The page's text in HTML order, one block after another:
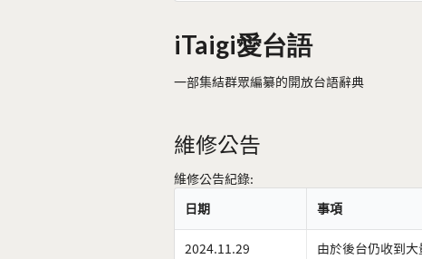
iTaigi愛台語
一部集結群眾編纂的開放台語辭典
維修公告
維修公告紀錄:
日期
事項
2024.11.29 由於後台仍收到